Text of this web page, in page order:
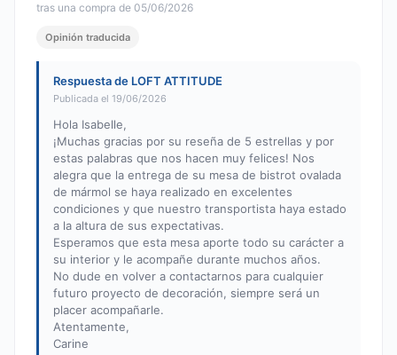
tras una compra de 05/06/2026
Opinión traducida
Respuesta de LOFT ATTITUDE
Publicada el 19/06/2026
Hola Isabelle,
¡Muchas gracias por su reseña de 5 estrellas y por
estas palabras que nos hacen muy felices! Nos
alegra que la entrega de su mesa de bistrot ovalada
de mármol se haya realizado en excelentes
condiciones y que nuestro transportista haya estado
a la altura de sus expectativas.
Esperamos que esta mesa aporte todo su carácter a
su interior y le acompañe durante muchos años.
No dude en volver a contactarnos para cualquier
futuro proyecto de decoración, siempre será un
placer acompañarle.
Atentamente,
Carine